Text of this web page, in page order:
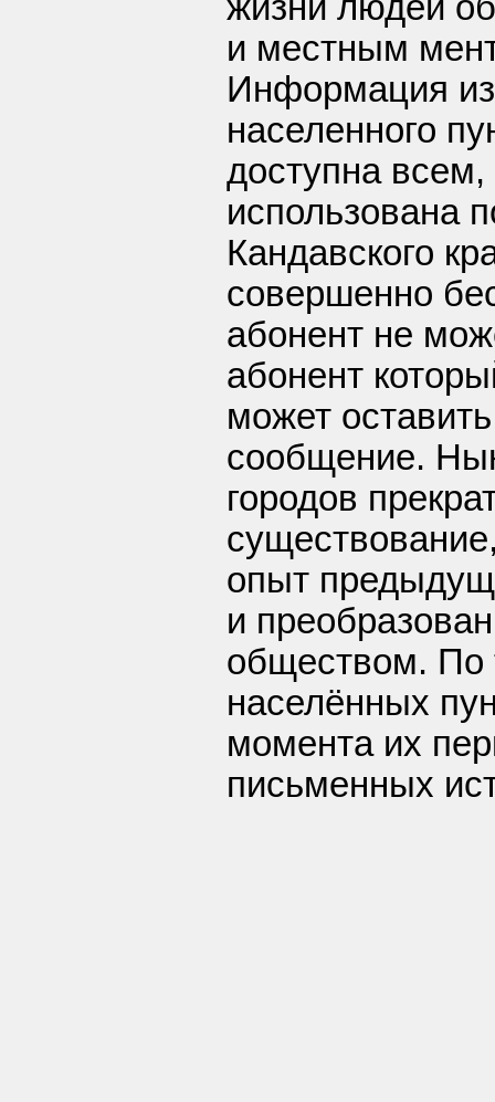
и местным
Информация
населенного
доступна
использована
Кандавского
совершенно
абонент не
абонент
может
сообщение.
городов
опыт
и
обществом. По
населённых
момента их
письменных